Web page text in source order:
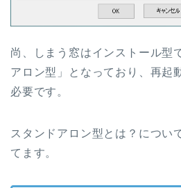
尚、しまう窓はインストール型
アロン型」となっており、再起
必要です。
スタンドアロン型とは？につい
てます。